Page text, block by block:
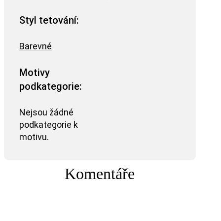
Styl tetování:
Barevné
Motivy
podkategorie:
Nejsou žádné
podkategorie k
motivu.
Komentáře